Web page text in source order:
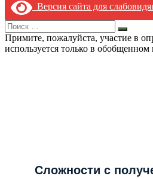
Версия сайта для
Search
for:
Искать
Примите, пожалуйста, участие в
используется только в обобщенном
Сложности с